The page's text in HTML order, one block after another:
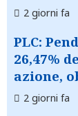
2 giorni fa
PLC:
26,47%
azione,
2 giorni fa